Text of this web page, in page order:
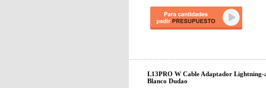
L13PRO W Cable Adaptador Lightning-
Blanco Dudao